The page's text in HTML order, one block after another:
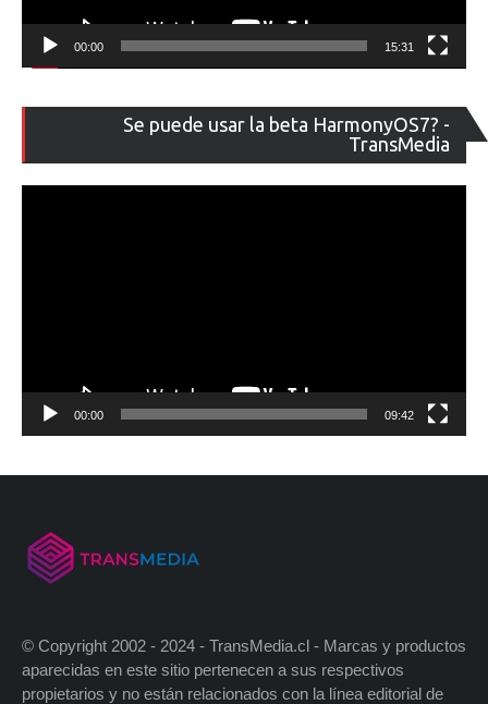
00:00 15:31
Se puede usar la beta HarmonyOS7? -
TransMedia
de
00:00 09:42
© Copyright 2002 - 2024 - TransMedia.cl - Marcas y productos
aparecidas en este sitio pertenecen a sus respectivos
propietarios y no están relacionados con la línea editorial de